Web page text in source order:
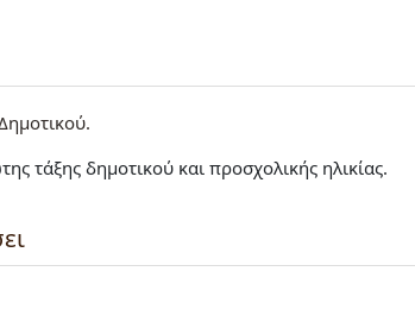
τάξης δημοτικού και προσχολικής ηλικίας.